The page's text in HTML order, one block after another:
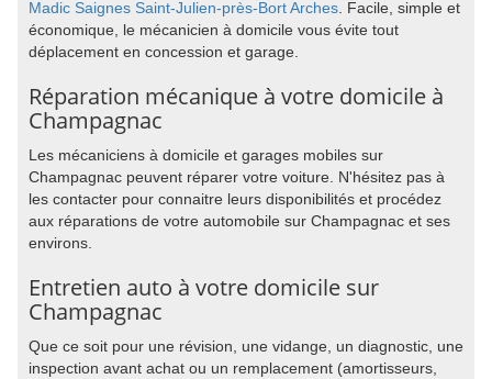
Madic Saignes Saint-Julien-près-BortArches. Facile, simple et
économique, le mécanicien à domicile vous évite tout
déplacement en concession et garage.
Réparation mécanique à votre domicile à
Champagnac
Les mécaniciens à domicile et garages mobiles sur
Champagnac peuvent réparer votre voiture. N'hésitez pas à
les contacter pour connaitre leurs disponibilités et procédez
aux réparations de votre automobile sur Champagnac et ses
environs.
Entretien auto à votre domicile sur
Champagnac
Que ce soit pour une révision, une vidange, un diagnostic, une
inspection avant achat ou un remplacement (amortisseurs,